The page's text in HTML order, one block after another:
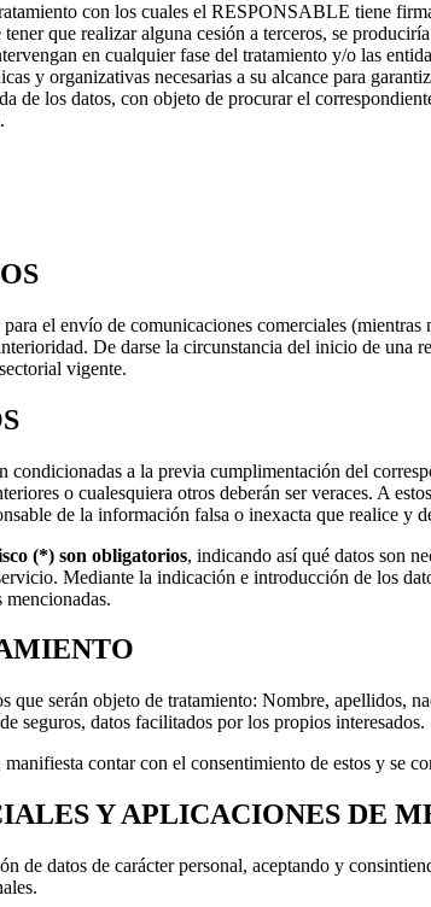
con los cuales el RESPONSABLE tiene
que realizar alguna cesión a terceros, se
en cualquier fase del tratamiento y/o las
y organizativas necesarias a su alcance para
de los datos, con objeto de procurar el
el envío de comunicaciones comerciales
De darse la circunstancia del inicio de una
vigente.
a la previa cumplimentación del
o cualesquiera otros deberán ser veraces. A
de la información falsa o inexacta que realice y
(*) son obligatorios, indicando así qué datos son
Mediante la indicación e introducción de los
que serán objeto de tratamiento: Nombre, apellidos,
seguros, datos facilitados por los propios interesados.
contar con el consentimiento de estos y se
Y APLICACIONES DE
de datos de carácter personal, aceptando y